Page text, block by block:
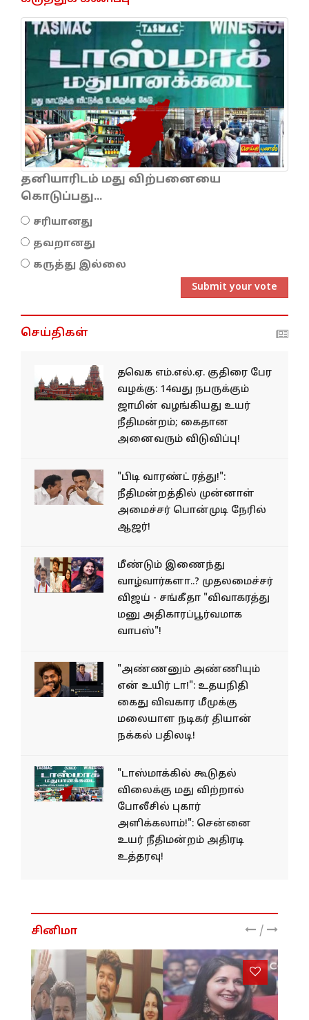
தனியாரிடம் மது விற்பனையை
கொடுப்பது...
சரியானது
தவறானது
கருத்து இல்லை
Submit your vote
செய்திகள்
தவெக எம்.எல்.ஏ. குதிரை பேர
வழக்கு: 14வது நபருக்கும்
ஜாமின் வழங்கியது உயர்
நீதிமன்றம்; கைதான
அனைவரும் விடுவிப்பு!
"பிடி வாரண்ட் ரத்து!":
நீதிமன்றத்தில் முன்னாள்
அமைச்சர் பொன்முடி நேரில்
ஆஜர்!
மீண்டும் இணைந்து
வாழ்வார்களா..? முதலமைச்சர்
விஜய் - சங்கீதா "விவாகரத்து
மனு அதிகாரப்பூர்வமாக
வாபஸ்"!
"அண்ணனும் அண்ணியும்
என் உயிர் டா!": உதயநிதி
கைது விவகார மீமுக்கு
மலையாள நடிகர் தியான்
நக்கல் பதிலடி!
"டாஸ்மாக்கில் கூடுதல்
விலைக்கு மது விற்றால்
போலீசில் புகார்
அளிக்கலாம்!": சென்னை
உயர் நீதிமன்றம் அதிரடி
உத்தரவு!
சினிமா /